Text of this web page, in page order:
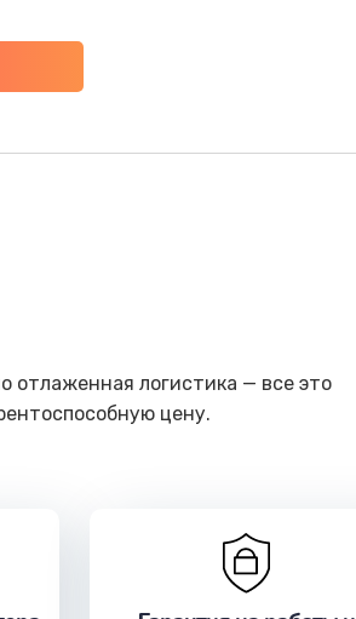
отлаженная логистика — все это
цену.